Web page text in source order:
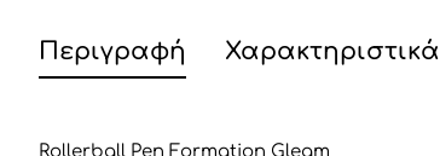
Περιγραφή Χαρακτηριστικά
Rollerball Pen Formation Gleam